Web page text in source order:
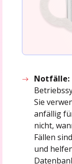
Notfälle:
Sie
anfällig
nicht,
Fällen
und